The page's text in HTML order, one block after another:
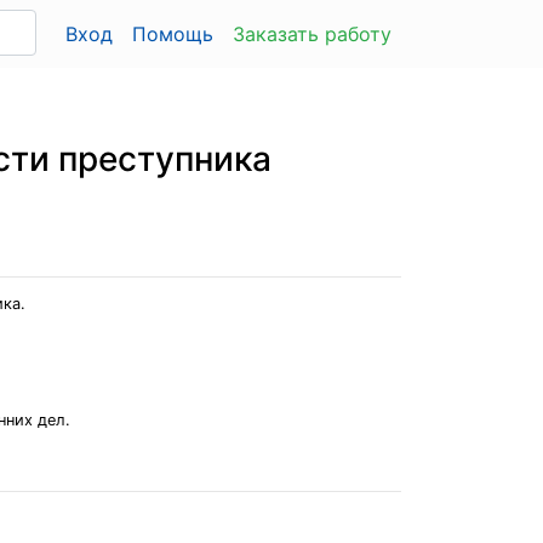
Вход Помощь Заказать работу
преступника
дел.